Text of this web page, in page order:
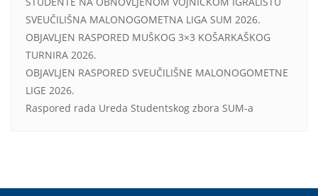
SVEUČILIŠNA MALONOGOMETNA LIGA SUM 2026.
OBJAVLJEN RASPORED MUŠKOG 3×3 KOŠARKAŠKOG
TURNIRA 2026.
OBJAVLJEN RASPORED SVEUČILIŠNE MALONOGOMETNE
LIGE 2026.
Raspored rada Ureda Studentskog zbora SUM-a